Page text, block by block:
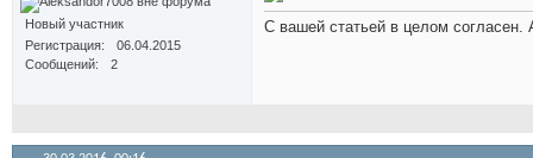
Новый участник
Регистрация
06.04.2015
Сообщений
2
С вашей статьей в целом согласен.